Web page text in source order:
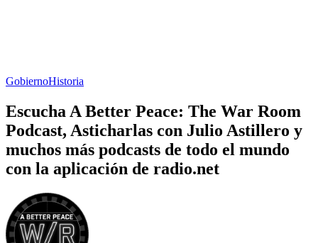
GobiernoHistoria
Escucha A Better Peace: The War Room
Podcast, Asticharlas con Julio Astillero y
muchos más podcasts de todo el mundo
con la aplicación de radio.net